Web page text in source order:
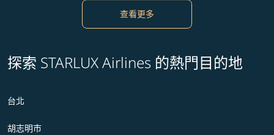
查看更多
探索 STARLUX Airlines 的熱門目的地
台北
胡志明市